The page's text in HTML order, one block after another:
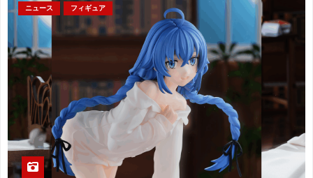
ニュース フィギュア